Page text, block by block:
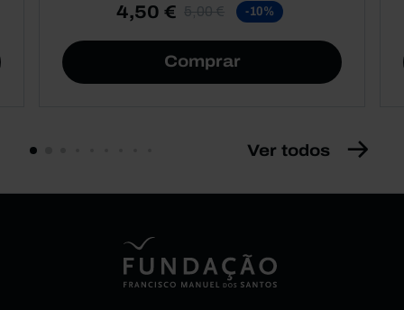
4,50 € 5,00 € -10%
Comprar
Ver todos